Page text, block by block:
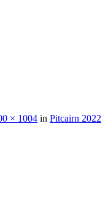
× 1004 in Pitcairn 2022